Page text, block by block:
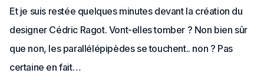
Et je suis restée quelques minutes devant la création du
designer Cédric Ragot. Vont-elles tomber ? Non bien sûr
que non, les parallélépipèdes se touchent.. non ? Pas
certaine en fait…